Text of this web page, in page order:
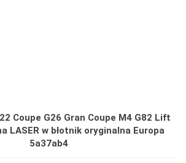
Coupe G26 Gran Coupe M4 G82 Lift
LASER w błotnik oryginalna Europa
5a37ab4